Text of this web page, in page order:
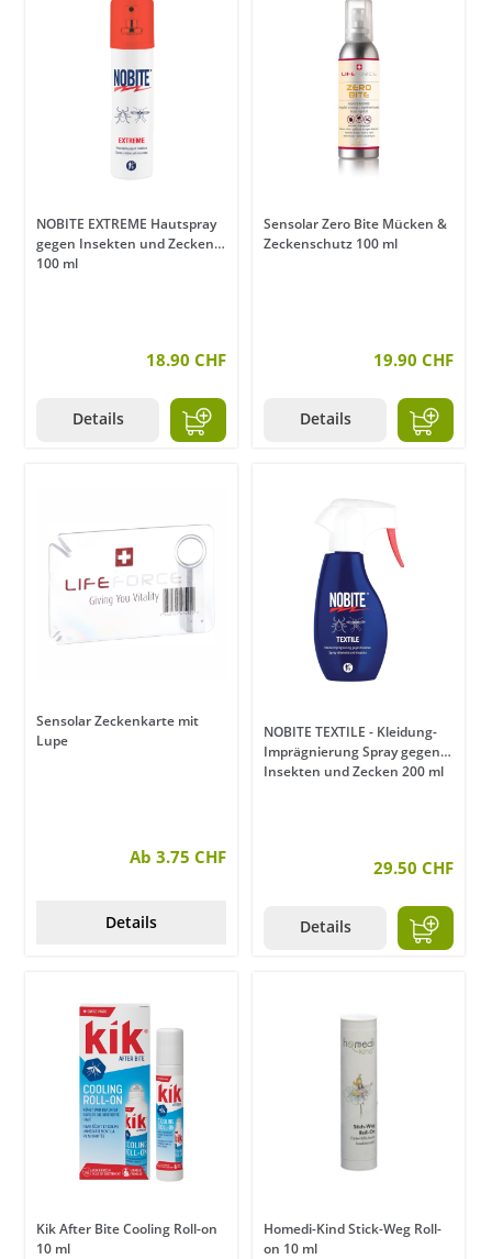
NOBITE EXTREME Hautspray
gegen Insekten und Zecken
100 ml
18.90 CHF
Details
Sensolar Zero Bite Mücken &
Zeckenschutz 100 ml
19.90 CHF
Details
Sensolar Zeckenkarte mit
Lupe
Ab 3.75 CHF
Details
NOBITE TEXTILE - Kleidung-
Imprägnierung Spray gegen
Insekten und Zecken 200 ml
29.50 CHF
Details
Kik After Bite Cooling Roll-on
10 ml
Homedi-Kind Stick-Weg Roll-
on 10 ml